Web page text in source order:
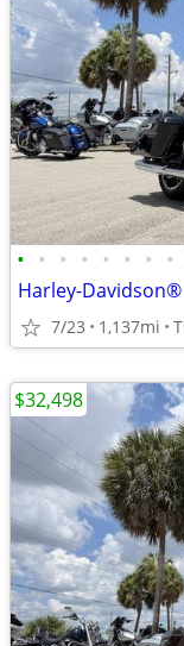
• • • • • • • •
Harley-Davidson®
7/23 1,137mi
$32,498